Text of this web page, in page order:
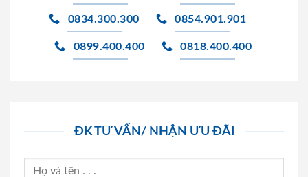
0834.300.300 0854.901.901
0899.400.400 0818.400.400
ĐK TƯ VẤN/ NHẬN ƯU ĐÃI